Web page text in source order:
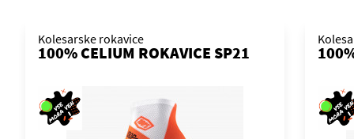
Kolesarske rokavice
100% CELIUM ROKAVICE SP21